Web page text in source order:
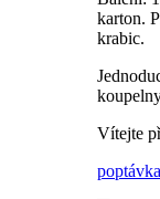
karton.
krabic.
Vítejte
poptávka